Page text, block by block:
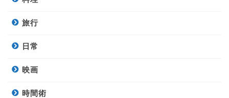
旅行
日常
映画
時間術